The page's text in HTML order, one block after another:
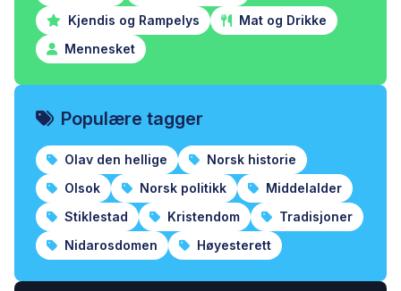
Kjendis og Rampelys
Mat og Drikke
Mennesket
Populære tagger
Olav den hellige
Norsk historie
Olsok
Norsk politikk
Middelalder
Stiklestad
Kristendom
Tradisjoner
Nidarosdomen
Høyesterett